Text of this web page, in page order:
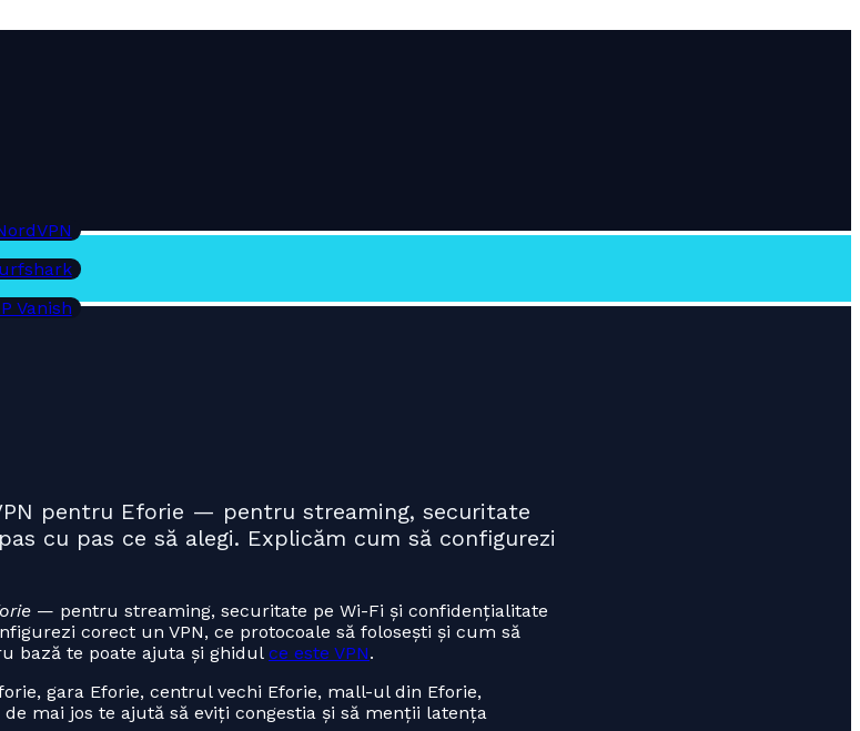
Vanish
pentru Eforie — pentru streaming, securitate
cu pas ce să alegi. Explicăm cum să configurezi
— pentru streaming, securitate pe Wi-Fi și confidențialitate
corect un VPN, ce protocoale să folosești și cum să
bază te poate ajuta și ghidul ce este VPN.
gara Eforie, centrul vechi Eforie, mall-ul din Eforie,
mai jos te ajută să eviți congestia și să menții latența